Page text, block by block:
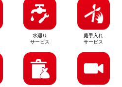
水廻り
サービス
庭手入れ
サービス